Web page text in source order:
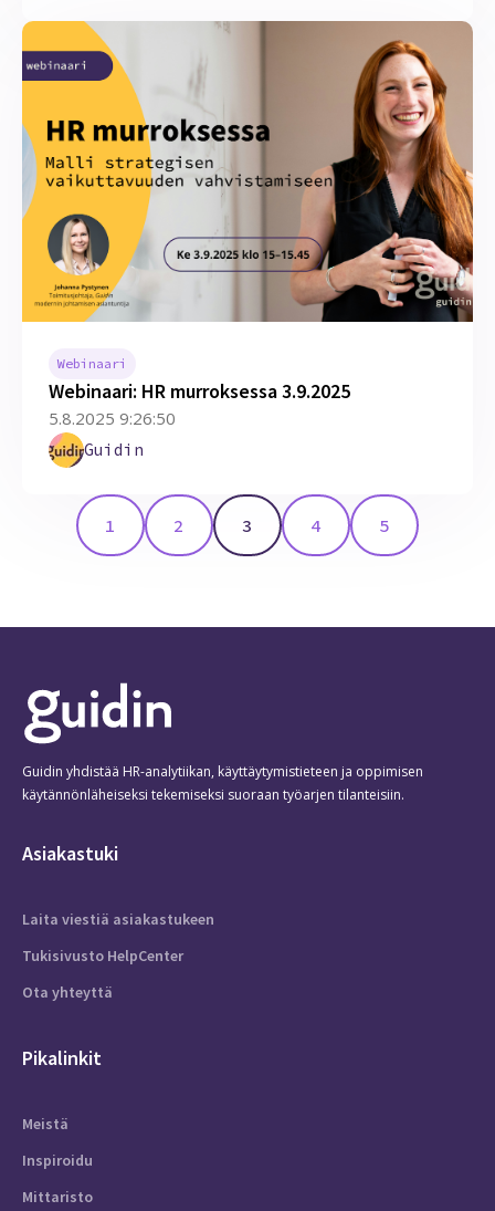
Webinaari
Webinaari: HR murroksessa 3.9.2025
5.8.2025 9:26:50
Guidin
1 2 3 4 5
Guidin yhdistää HR-analytiikan, käyttäytymistieteen ja oppimisen
käytännönläheiseksi tekemiseksi suoraan työarjen tilanteisiin.
Asiakastuki
Laita viestiä asiakastukeen
Tukisivusto HelpCenter
Ota yhteyttä
Pikalinkit
Meistä
Inspiroidu
Mittaristo